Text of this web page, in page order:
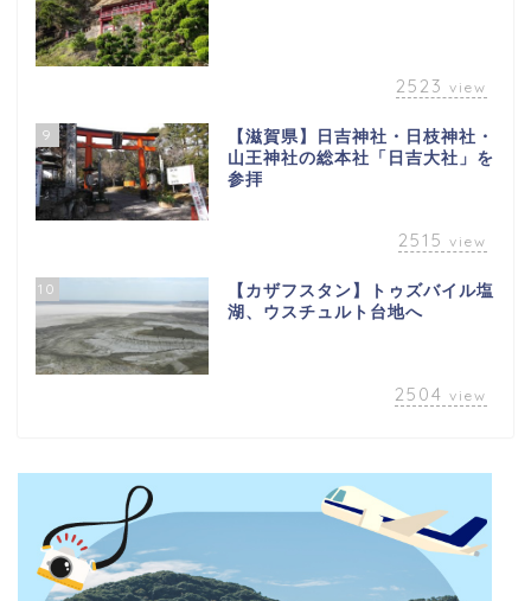
2523 view
9
【滋賀県】日吉神社・日枝神社・
山王神社の総本社「日吉大社」を
参拝
2515 view
10
【カザフスタン】トゥズバイル塩
湖、ウスチュルト台地へ
2504 view